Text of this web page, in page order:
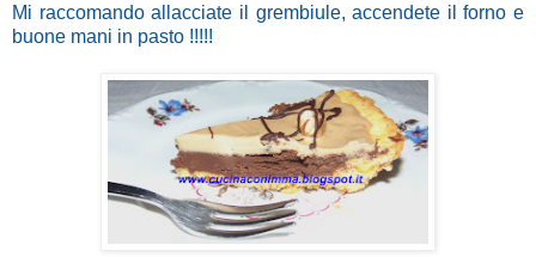
Mi raccomando allacciate il grembiule, accendete il forno e
buone mani in pasto !!!!!